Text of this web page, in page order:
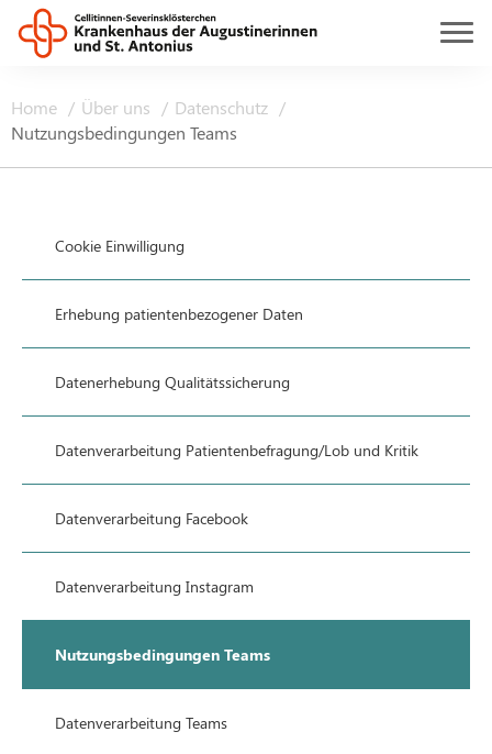
Home Über uns
Datenschutz
Nutzungsbedingungen Teams
Cookie Einwilligung
Erhebung patientenbezogener Daten
Datenerhebung Qualitätssicherung
Datenverarbeitung Patientenbefragung/Lob und Kritik
Datenverarbeitung Facebook
Datenverarbeitung Instagram
Nutzungsbedingungen Teams
Datenverarbeitung Teams